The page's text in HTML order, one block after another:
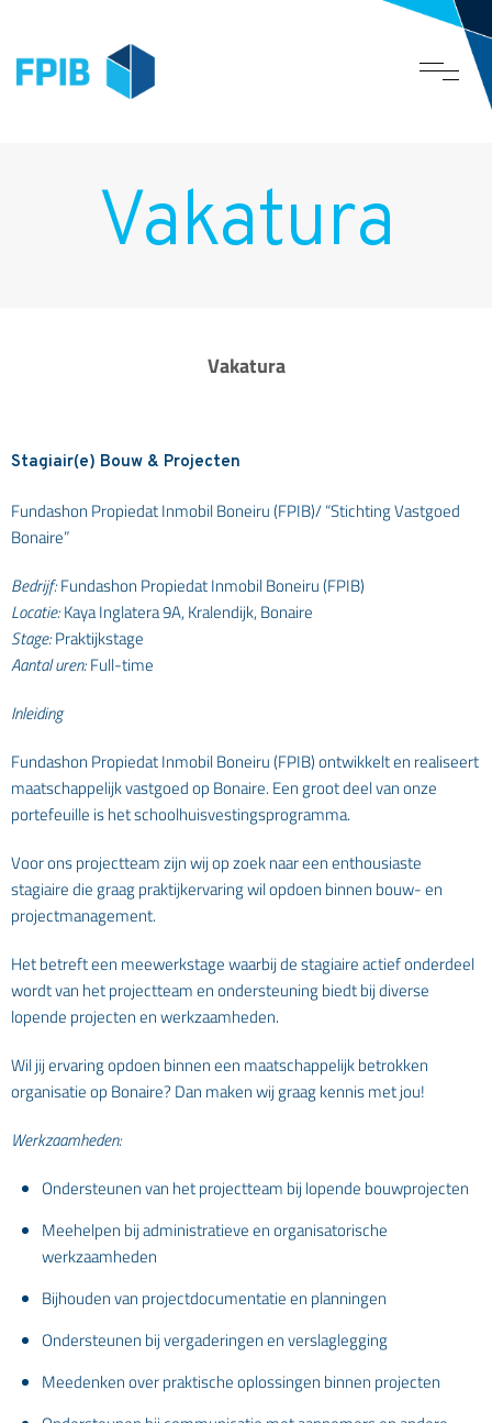
Vakatura
Vakatura
Stagiair(e) Bouw & Projecten
Fundashon Propiedat Inmobil Boneiru (FPIB)/ “Stichting Vastgoed
Bonaire”
Bedrijf:Fundashon Propiedat Inmobil Boneiru (FPIB)
Locatie:Kaya Inglatera 9A, Kralendijk, Bonaire
Stage:Praktijkstage
Aantal uren:Full-time
Inleiding
Fundashon Propiedat Inmobil Boneiru (FPIB) ontwikkelt en realiseert
maatschappelijk vastgoed op Bonaire. Een groot deel van onze
portefeuille is het schoolhuisvestingsprogramma.
Voor ons projectteam zijn wij op zoek naar een enthousiaste
stagiaire die graag praktijkervaring wil opdoen binnen bouw- en
projectmanagement.
Het betreft een meewerkstage waarbij de stagiaire actief onderdeel
wordt van het projectteam en ondersteuning biedt bij diverse
lopende projecten en werkzaamheden.
Wil jij ervaring opdoen binnen een maatschappelijk betrokken
organisatie op Bonaire? Dan maken wij graag kennis met jou!
Werkzaamheden:
Ondersteunen van het projectteam bij lopende bouwprojecten
Meehelpen bij administratieve en organisatorische
werkzaamheden
Bijhouden van projectdocumentatie en planningen
Ondersteunen bij vergaderingen en verslaglegging
Meedenken over praktische oplossingen binnen projecten